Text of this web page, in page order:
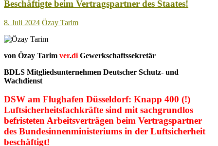
zu
erteilen!
Beschäftigte beim Vertragspartner des Staates!
8. Juli 2024 Özay Tarim
von Özay Tarim ver.di Gewerkschaftssekretär
BDLS Mitgliedsunternehmen Deutscher Schutz- und
Wachdienst
DSW am Flughafen Düsseldorf: Knapp 400 (!)
Luftsicherheitsfachkräfte sind mit sachgrundlos
befristeten Arbeitsverträgen beim Vertragspartner
des Bundesinnenministeriums in der Luftsicherheit
beschäftigt!